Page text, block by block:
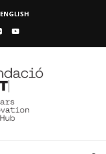
ENGLISH